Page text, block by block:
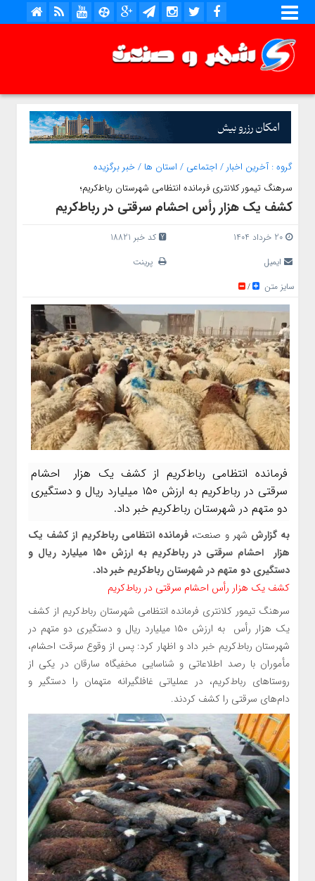
گروه :آخرین اخبار / اجتماعی / استان ها /خبر برگزیده
سرهنگ تیمور کلانتری فرمانده انتظامی شهرستان رباط‌کریم؛
کشف يک هزار رأس احشام سرقتی در رباط‌کريم
20 خرداد 1404
کد خبر 18821
ایمیل
پرینت
سایز متن
/
فرمانده انتظامی رباط‌کریم از کشف یک هزار احشام
سرقتی در رباط‌کريم به ارزش ۱۵۰ میلیارد ریال و دستگیری
دو متهم در شهرستان رباط‌کریم خبر داد.
به گزارش شهر و صنعت، فرمانده انتظامی رباط‌کریم از کشف یک
هزار احشام سرقتی در رباط‌کريم به ارزش ۱۵۰ میلیارد ریال و
دستگیری دو متهم در شهرستان رباط‌کریم خبر داد.
کشف يک هزار رأس احشام سرقتی در رباط‌کريم
سرهنگ تیمور کلانتری فرمانده انتظامی شهرستان رباط‌کریم از کشف
یک هزار رأس به ارزش ۱۵۰ میلیارد ریال و دستگیری دو متهم در
شهرستان رباط‌کریم خبر داد و اظهار کرد: پس از وقوع سرقت احشام،
مأموران با رصد اطلاعاتی و شناسایی مخفیگاه سارقان در یکی از
روستاهای رباط‌کریم، در عملیاتی غافلگیرانه متهمان را دستگیر و
دام‌های سرقتی را کشف کردند.